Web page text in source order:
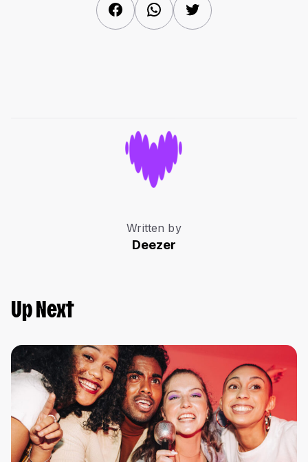
FacebookWhatsAppTwitter
Written by
Deezer
Up Next